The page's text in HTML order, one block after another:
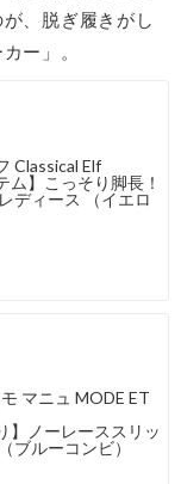
、脱ぎ履きがし
ー」。
Classical Elf
ム】こっそり脚長！
ディース （イエロ
マニュ MODE ET
】ノーレーススリッ
ブルーコンビ）